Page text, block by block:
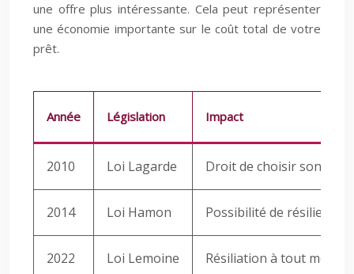
une offre plus intéressante. Cela peut représenter
une économie importante sur le coût total de votre
prêt.
Année Législation Impact
2010 Loi Lagarde Droit de choisir son
2014 Loi Hamon Possibilité de résilier
2022 Loi Lemoine Résiliation à tout